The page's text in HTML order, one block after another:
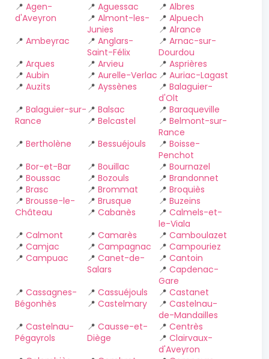
📍 Agen-
d'Aveyron
📍 Aguessac 📍Albres
📍 Almont-les-
Junies
📍Alpuech
📍Alrance
📍 Ambeyrac 📍 Anglars-
Saint-Félix
📍Arnac-sur-
Dourdou
📍 Arques 📍 Arvieu 📍Asprières
📍 Aubin 📍 Aurelle-Verlac 📍Auriac-Lagast
📍 Auzits 📍 Ayssènes 📍Balaguier-
d'Olt
📍 Balaguier-sur-
Rance
📍 Balsac 📍Baraqueville
📍 Belcastel 📍Belmont-sur-
Rance
📍 Bertholène 📍 Bessuéjouls 📍Boisse-
Penchot
📍 Bor-et-Bar 📍 Bouillac 📍Bournazel
📍 Boussac 📍 Bozouls 📍Brandonnet
📍 Brasc 📍 Brommat 📍Broquiès
📍 Brousse-le-
Château
📍 Brusque 📍Buzeins
📍 Cabanès 📍Calmels-et-
le-Viala
📍 Calmont 📍 Camarès 📍Camboulazet
📍 Camjac 📍 Campagnac 📍Campouriez
📍 Campuac 📍 Canet-de-
Salars
📍Cantoin
📍Capdenac-
Gare
📍 Cassagnes-
Bégonhès
📍 Cassuéjouls 📍Castanet
📍 Castelmary 📍Castelnau-
de-Mandailles
📍 Castelnau-
Pégayrols
📍 Causse-et-
Diège
📍Centrès
📍Clairvaux-
d'Aveyron